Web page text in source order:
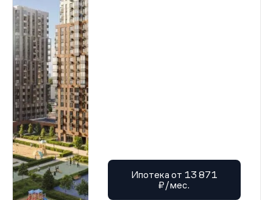
Ипотека от 13 871
₽/мес.